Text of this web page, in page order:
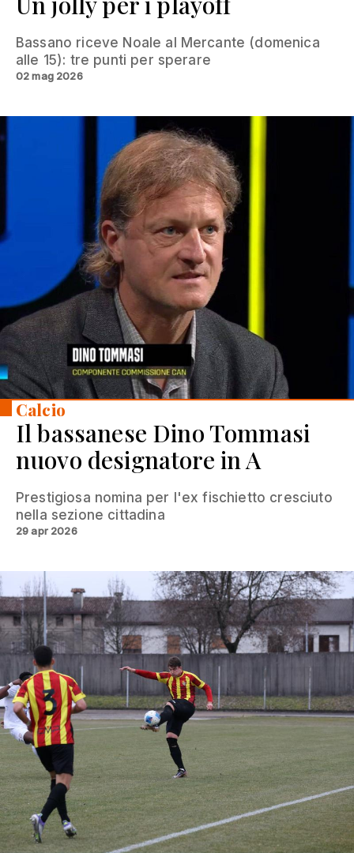
Bassano riceve Noale al Mercante (domenica
alle 15): tre punti per sperare
02 mag 2026
Calcio
Il bassanese Dino Tommasi
nuovo designatore in A
Prestigiosa nomina per l'ex fischietto cresciuto
nella sezione cittadina
29 apr 2026